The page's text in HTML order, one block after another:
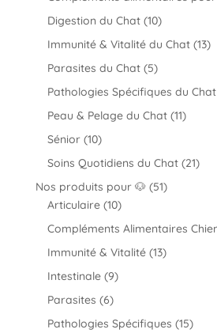
Digestion du Chat 1010
produits
Immunité & Vitalité du Chat 1313
Parasites du Chat 55
produits
Pathologies Spécifiques du Chat
Peau & Pelage du Chat 1111
Sénior 1010
produits
Soins Quotidiens du Chat 2121
Nos produits pour 🐶 5151
Articulaire 1010
produits
Compléments Alimentaires
Immunité & Vitalité 1313
Intestinale 99
Parasites 66
produits
Pathologies Spécifiques 1515